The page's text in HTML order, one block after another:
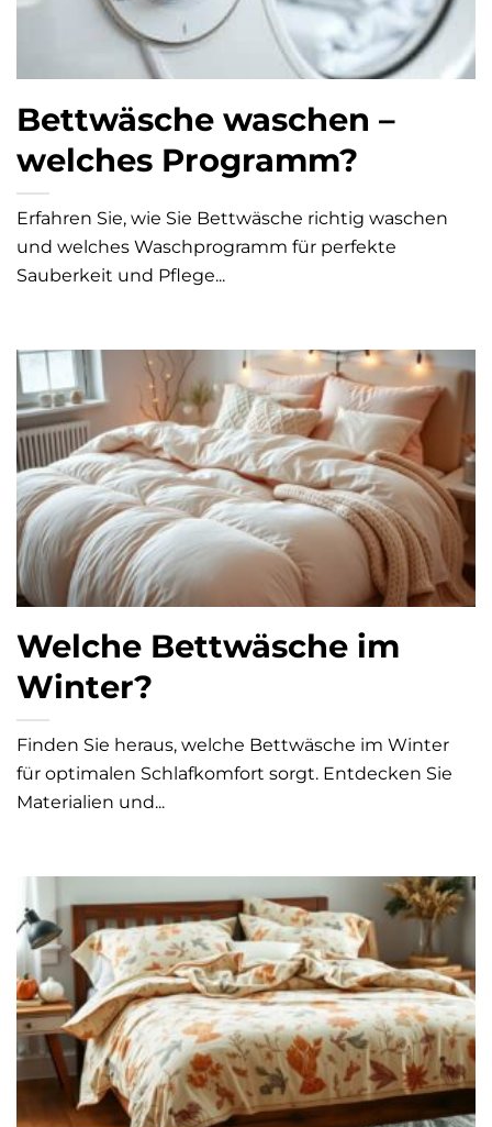
Bettwäsche waschen –
welches Programm?
Erfahren Sie, wie Sie Bettwäsche richtig waschen
und welches Waschprogramm für perfekte
Sauberkeit und Pflege...
Welche Bettwäsche im
Winter?
Finden Sie heraus, welche Bettwäsche im Winter
für optimalen Schlafkomfort sorgt. Entdecken Sie
Materialien und...